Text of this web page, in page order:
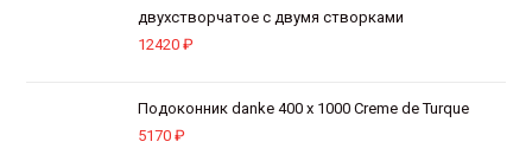
двухстворчатое с двумя створками
12420₽
Подоконник danke 400 х 1000 Creme de Turque
5170₽